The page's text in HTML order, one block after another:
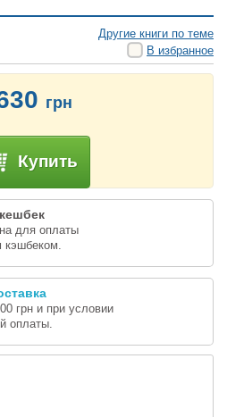
Другие книги по теме
В избранное
грн
Купить
для оплаты
кэшбеком.
грн и при условии
оплаты.